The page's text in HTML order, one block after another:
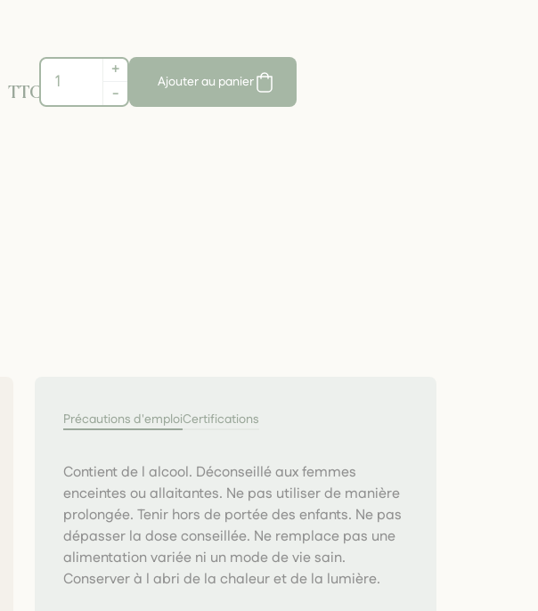
TTC
+
-
Ajouter au panier
Précautions d'emploiCertifications
Contient de l alcool. Déconseillé aux femmes
enceintes ou allaitantes. Ne pas utiliser de manière
prolongée. Tenir hors de portée des enfants. Ne pas
dépasser la dose conseillée. Ne remplace pas une
alimentation variée ni un mode de vie sain.
Conserver à l abri de la chaleur et de la lumière.